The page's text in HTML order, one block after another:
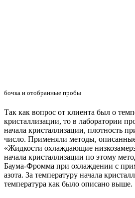
бочка и отобранные пробы
Так как вопрос от клиента был о
кристаллизации, то в лаборатории
начала кристаллизации, плотность
число. Применяли методы,
«Жидкости охлаждающие
начала кристаллизации по этому
Баума-Фромма при охлаждении с
азота. За температуру начала
температура как было описано выше.